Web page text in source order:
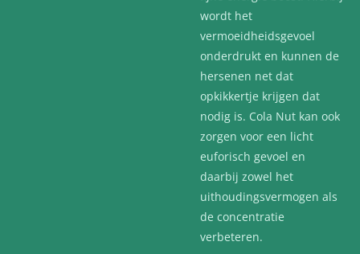
wordt het
vermoeidheidsgevoel
onderdrukt en kunnen de
hersenen net dat
opkikkertje krijgen dat
nodig is. Cola Nut kan ook
zorgen voor een licht
euforisch gevoel en
daarbij zowel het
uithoudingsvermogen als
de concentratie
verbeteren.